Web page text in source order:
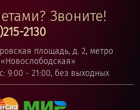
Звоните!
2130
площадь, д. 2, метро
9:00 - 21:00, без выходных